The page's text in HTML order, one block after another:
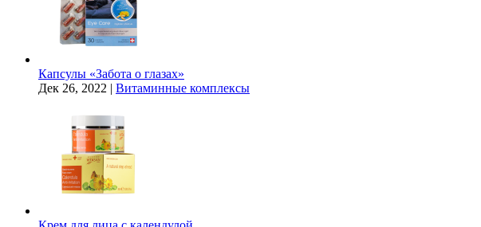
Капсулы «Забота о глазах»
Дек 26, 2022 | Витаминные комплексы